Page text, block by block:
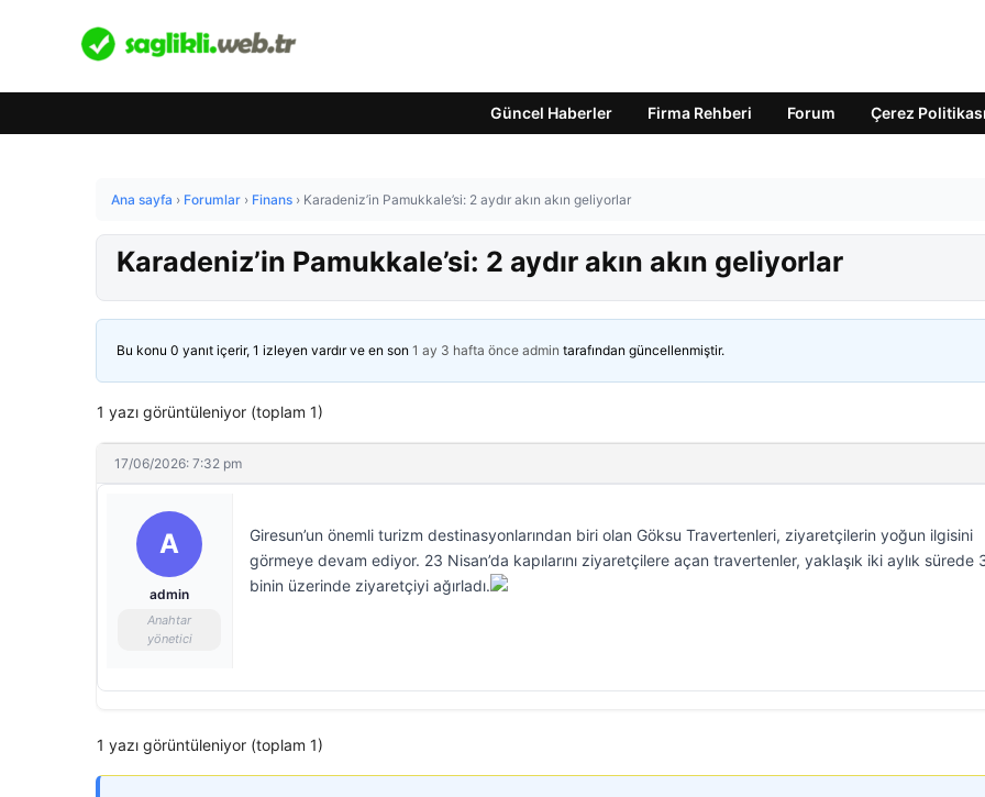
Güncel Haberler Firma Rehberi Forum Çerez Politikası
Ana sayfa › Forumlar › Finans › Karadeniz’in Pamukkale’si: 2 aydır akın akın geliyorlar
Karadeniz’in Pamukkale’si: 2 aydır akın akın geliyorlar
Bu konu 0 yanıt içerir, 1 izleyen vardır ve en son 1 ay 3 hafta önce admin tarafından güncellenmiştir.
1 yazı görüntüleniyor (toplam 1)
17/06/2026: 7:32 pm
A
admin
Anahtar
yönetici
Giresun’un önemli turizm destinasyonlarından biri olan Göksu Travertenleri, ziyaretçilerin yoğun ilgisini
görmeye devam ediyor. 23 Nisan’da kapılarını ziyaretçilere açan travertenler, yaklaşık iki aylık sürede
binin üzerinde ziyaretçiyi ağırladı.
1 yazı görüntüleniyor (toplam 1)